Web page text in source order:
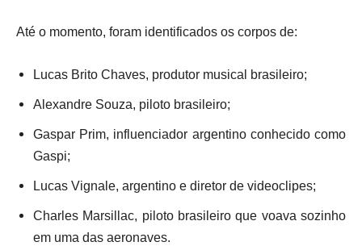
Até o momento, foram identificados os corpos de:
Lucas Brito Chaves, produtor musical brasileiro;
Alexandre Souza, piloto brasileiro;
Gaspar Prim, influenciador argentino conhecido como
Gaspi;
Lucas Vignale, argentino e diretor de videoclipes;
Charles Marsillac, piloto brasileiro que voava sozinho
em uma das aeronaves.